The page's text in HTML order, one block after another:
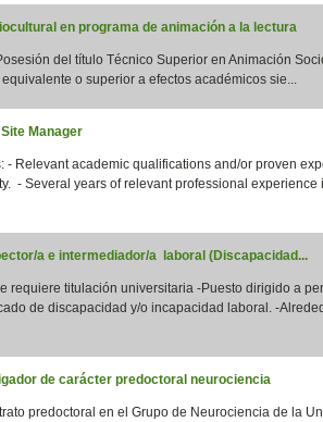
en programa de animación a la lectura
del título Técnico Superior en Animación
o superior a efectos académicos sie...
Manager
- Relevant academic qualifications and/or proven
- Several years of relevant professional experience
a e intermediador/a laboral (Discapacidad...
requiere titulación universitaria -Puesto dirigido a
de discapacidad y/o incapacidad laboral. -
de carácter predoctoral neurociencia
predoctoral en el Grupo de Neurociencia de la